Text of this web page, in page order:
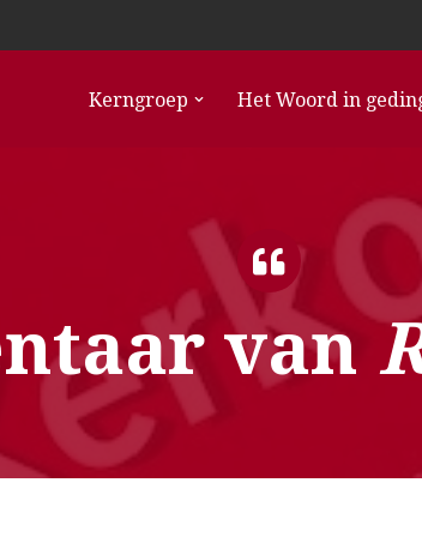
Kerngroep Het Woord in
van